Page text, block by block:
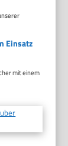
Einsatz
mit einem